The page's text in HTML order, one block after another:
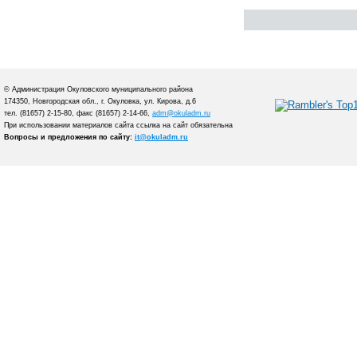
© Администрация Окуловского муниципального района
174350, Новгородская обл., г. Окуловка, ул. Кирова, д.6
тел. (81657) 2-15-80, факс (81657) 2-14-66, adm@okuladm.ru
При использовании материалов сайта ссылка на сайт обязательна
Вопросы и предложения по сайту: it@okuladm.ru